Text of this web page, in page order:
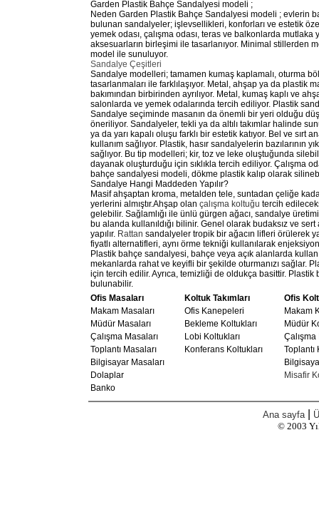
Garden Plastik Bahçe Sandalyesi modeli ;
Neden Garden Plastik Bahçe Sandalyesi modeli ; evlerin
bulunan sandalyeler; işlevsellikleri, konforları ve estetik
yemek odası, çalışma odası, teras ve balkonlarda
aksesuarların birleşimi ile tasarlanıyor. Minimal stillerden
model ile sunuluyor.
Sandalye Çeşitleri
Sandalye modelleri; tamamen kumaş kaplamalı, oturma
tasarlanmaları ile farklılaşıyor. Metal, ahşap ya da plastik
bakımından birbirinden ayrılıyor. Metal, kumaş kaplı ve
salonlarda ve yemek odalarında tercih ediliyor. Plastik
Sandalye seçiminde masanın da önemli bir yeri olduğu
öneriliyor. Sandalyeler, tekli ya da altılı takımlar halinde
ya da yarı kapalı oluşu farklı bir estetik katıyor. Bel ve
kullanım sağlıyor. Plastik, hasır sandalyelerin bazılarının
sağlıyor. Bu tip modelleri; kir, toz ve leke oluştuğunda
dayanak oluşturduğu için sıklıkla tercih ediliyor. Çalışma
bahçe sandalyesi modeli, dökme plastik kalıp olarak
Sandalye Hangi Maddeden Yapılır?
Masif ahşaptan kroma, metalden tele, suntadan çeliğe
yerlerini almıştır.Ahşap olan çalışma koltuğu tercih
gelebilir. Sağlamlığı ile ünlü gürgen ağacı, sandalye
bu alanda kullanıldığı bilinir. Genel olarak budaksız ve
yapılır. Rattan sandalyeler tropik bir ağacın lifleri örülerek
fiyatlı alternatifleri, aynı örme tekniği kullanılarak
Plastik bahçe sandalyesi, bahçe veya açık alanlarda
mekanlarda rahat ve keyifli bir şekilde oturmanızı sağlar.
için tercih edilir. Ayrıca, temizliği de oldukça basittir.
bulunabilir.
Ofis Masaları
Koltuk Takımları
Ofis
Makam Masaları
Ofis Kanepeleri
Makam
Müdür Masaları
Bekleme Koltukları
Müdür
Çalışma Masaları
Lobi Koltukları
Çalışma
Toplantı Masaları
Konferans Koltukları
Toplantı
Bilgisayar Masaları
Dolaplar
Misafir
Banko
Ana sayfa
© 2003